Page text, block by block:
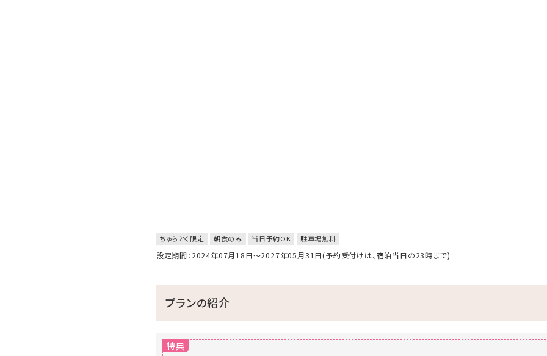
ちゅらとく限定 朝食のみ 当日予約OK 駐車場無料
設定期間：2024年07月18日～2027年05月31日(予約受付けは、宿泊当日の23時まで)
プランの紹介
特典